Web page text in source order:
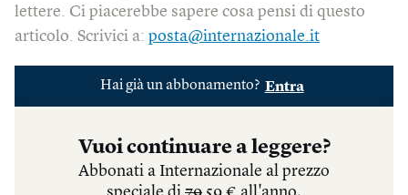
lettere. Ci piacerebbe sapere cosa pensi di questo
articolo. Scrivici a: posta@internazionale.it